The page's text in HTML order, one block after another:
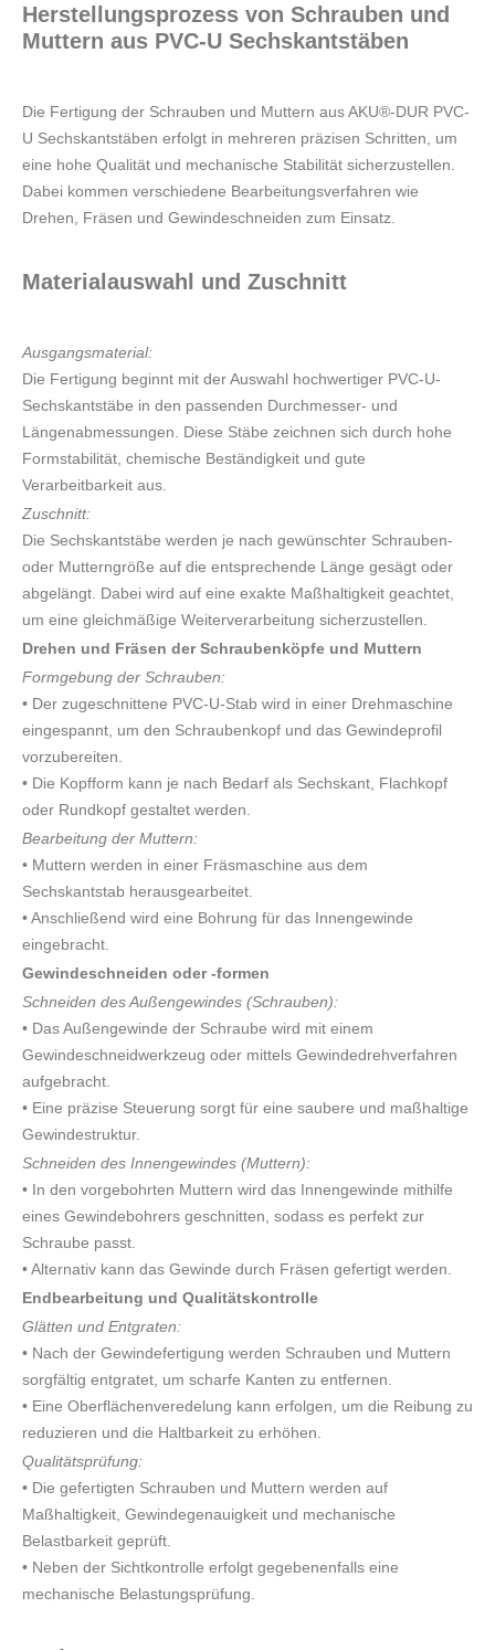
Herstellungsprozess von Schrauben und
Muttern aus PVC-U Sechskantstäben
Die Fertigung der Schrauben und Muttern aus AKU®-DUR PVC-
U Sechskantstäben erfolgt in mehreren präzisen Schritten, um
eine hohe Qualität und mechanische Stabilität sicherzustellen.
Dabei kommen verschiedene Bearbeitungsverfahren wie
Drehen, Fräsen und Gewindeschneiden zum Einsatz.
Materialauswahl und Zuschnitt
Ausgangsmaterial:
Die Fertigung beginnt mit der Auswahl hochwertiger PVC-U-
Sechskantstäbe in den passenden Durchmesser- und
Längenabmessungen. Diese Stäbe zeichnen sich durch hohe
Formstabilität, chemische Beständigkeit und gute
Verarbeitbarkeit aus.
Zuschnitt:
Die Sechskantstäbe werden je nach gewünschter Schrauben-
oder Mutterngröße auf die entsprechende Länge gesägt oder
abgelängt. Dabei wird auf eine exakte Maßhaltigkeit geachtet,
um eine gleichmäßige Weiterverarbeitung sicherzustellen.
Drehen und Fräsen der Schraubenköpfe und Muttern
Formgebung der Schrauben:
• Der zugeschnittene PVC-U-Stab wird in einer Drehmaschine
eingespannt, um den Schraubenkopf und das Gewindeprofil
vorzubereiten.
• Die Kopfform kann je nach Bedarf als Sechskant, Flachkopf
oder Rundkopf gestaltet werden.
Bearbeitung der Muttern:
• Muttern werden in einer Fräsmaschine aus dem
Sechskantstab herausgearbeitet.
• Anschließend wird eine Bohrung für das Innengewinde
eingebracht.
Gewindeschneiden oder -formen
Schneiden des Außengewindes (Schrauben):
• Das Außengewinde der Schraube wird mit einem
Gewindeschneidwerkzeug oder mittels Gewindedrehverfahren
aufgebracht.
• Eine präzise Steuerung sorgt für eine saubere und maßhaltige
Gewindestruktur.
Schneiden des Innengewindes (Muttern):
• In den vorgebohrten Muttern wird das Innengewinde mithilfe
eines Gewindebohrers geschnitten, sodass es perfekt zur
Schraube passt.
• Alternativ kann das Gewinde durch Fräsen gefertigt werden.
Endbearbeitung und Qualitätskontrolle
Glätten und Entgraten:
• Nach der Gewindefertigung werden Schrauben und Muttern
sorgfältig entgratet, um scharfe Kanten zu entfernen.
• Eine Oberflächenveredelung kann erfolgen, um die Reibung zu
reduzieren und die Haltbarkeit zu erhöhen.
Qualitätsprüfung:
• Die gefertigten Schrauben und Muttern werden auf
Maßhaltigkeit, Gewindegenauigkeit und mechanische
Belastbarkeit geprüft.
• Neben der Sichtkontrolle erfolgt gegebenenfalls eine
mechanische Belastungsprüfung.